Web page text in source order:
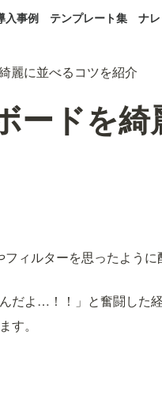
入事例 テンプレート集 ナ
麗に並べるコツを紹介
ードを
ィルターを思ったよう
だよ…！！」と奮闘した
す。